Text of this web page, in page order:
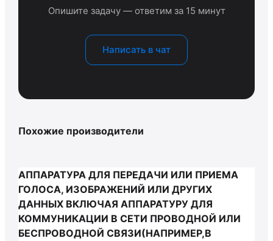
Опишите задачу — ответим за 15 минут
Написать в чат
Похожие производители
АППАРАТУРА ДЛЯ ПЕРЕДАЧИ ИЛИ ПРИЕМА
ГОЛОСА, ИЗОБРАЖЕНИЙ ИЛИ ДРУГИХ
ДАННЫХ ВКЛЮЧАЯ АППАРАТУРУ ДЛЯ
КОММУНИКАЦИИ В СЕТИ ПРОВОДНОЙ ИЛИ
БЕСПРОВОДНОЙ СВЯЗИ(НАПРИМЕР,В